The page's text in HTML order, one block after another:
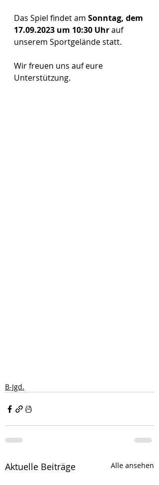
Das Spiel findet am Sonntag, dem
17.09.2023 um 10:30 Uhr auf
unserem Sportgelände statt.
Wir freuen uns auf eure
Unterstützung.
B-Jgd.
Aktuelle Beiträge Alle ansehen